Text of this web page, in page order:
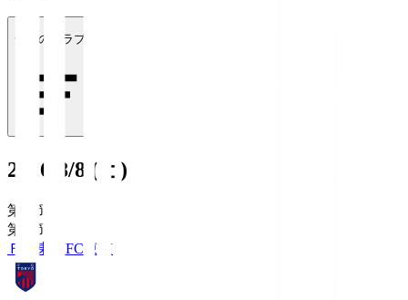
全てのクラブ
2026/8/8 (土)
第1節
第1節
ＦＣ東京FC東京